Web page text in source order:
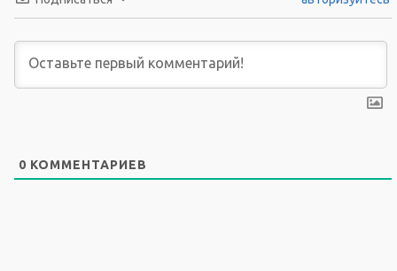
0 КОММЕНТАРИЕВ